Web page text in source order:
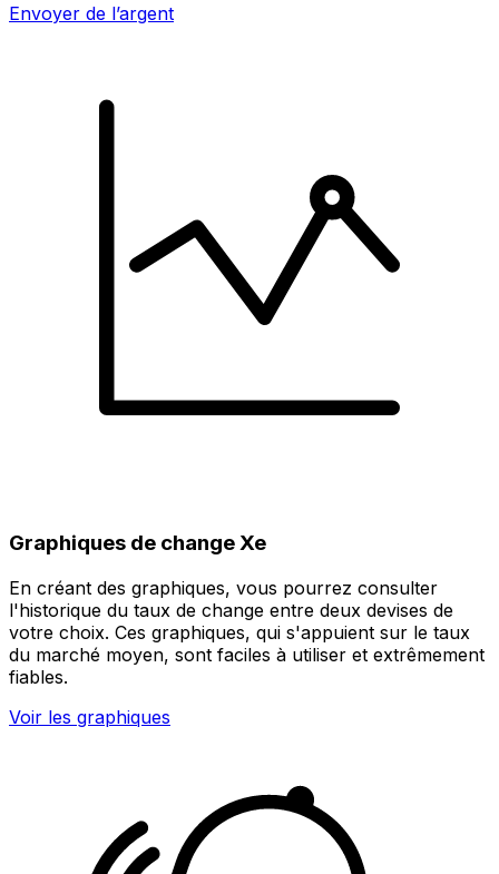
Envoyer de l’argent
Graphiques de change Xe
En créant des graphiques, vous pourrez consulter
l'historique du taux de change entre deux devises de
votre choix. Ces graphiques, qui s'appuient sur le taux
du marché moyen, sont faciles à utiliser et extrêmement
fiables.
Voir les graphiques